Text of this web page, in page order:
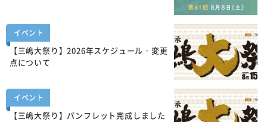
イベント
【三嶋大祭り】2026年スケジュール・変更
点について
イベント
【三嶋大祭り】パンフレット完成しました